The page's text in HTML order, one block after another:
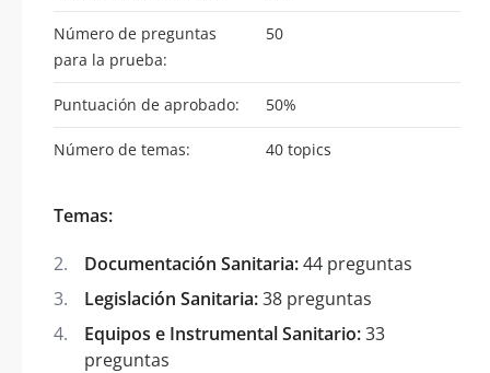
Número de preguntas
para la prueba:
50
Puntuación de aprobado: 50%
Número de temas: 40 topics
Temas:
Documentación Sanitaria:44 preguntas
Legislación Sanitaria:38 preguntas
Equipos e Instrumental Sanitario:33
preguntas